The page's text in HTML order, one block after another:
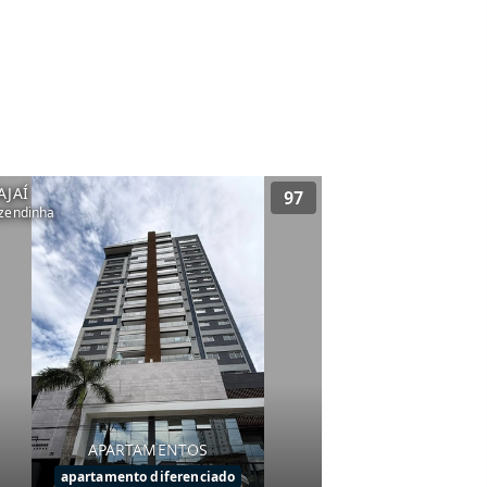
97
APARTAMENTOS
apartamento diferenciado